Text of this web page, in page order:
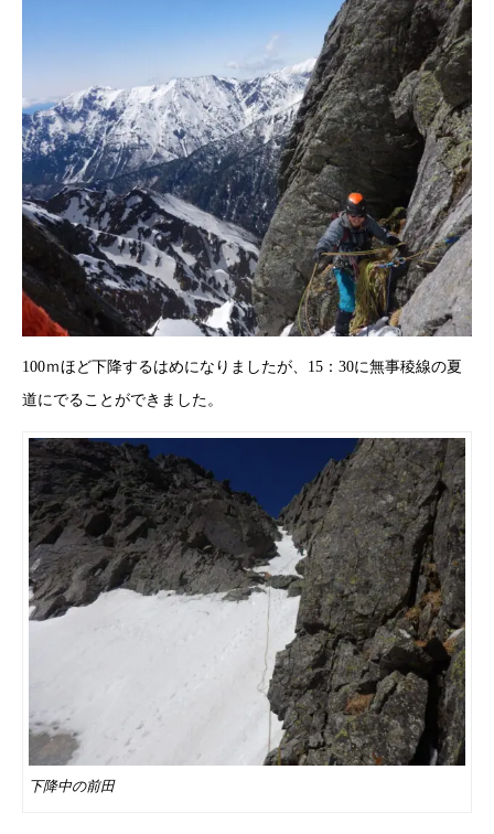
100ｍほど下降するはめになりましたが、15：30に無事稜線の夏
道にでることができました。
下降中の前田